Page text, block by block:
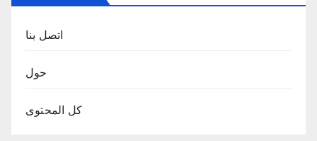
اتصل بنا
حول
كل المحتوى